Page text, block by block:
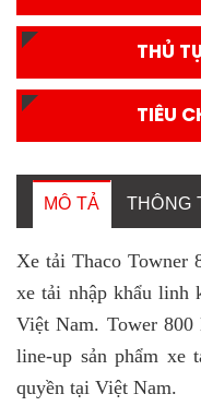
THỦ
TIÊU
MÔ TẢ THÔNG
Xe tải Thaco Towner
xe tải nhập khẩu linh
Việt Nam. Tower 800
line-up sản phẩm xe
quyền tại Việt Nam.